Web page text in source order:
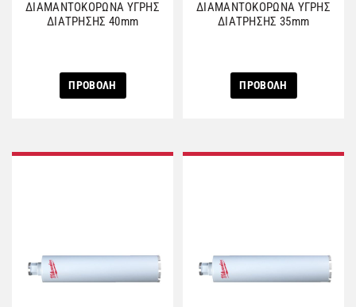
ΔΙΑΜΑΝΤΟΚΟΡΩΝΑ ΥΓΡΗΣ
ΔΙΑΤΡΗΣΗΣ 40mm
ΠΡΟΒΟΛΗ
ΔΙΑΜΑΝΤΟΚΟΡΩΝΑ ΥΓΡΗΣ
ΔΙΑΤΡΗΣΗΣ 35mm
ΠΡΟΒΟΛΗ